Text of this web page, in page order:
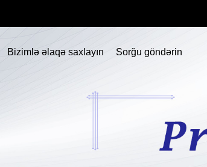
Bizimlə əlaqə saxlayın Sorğu göndərin